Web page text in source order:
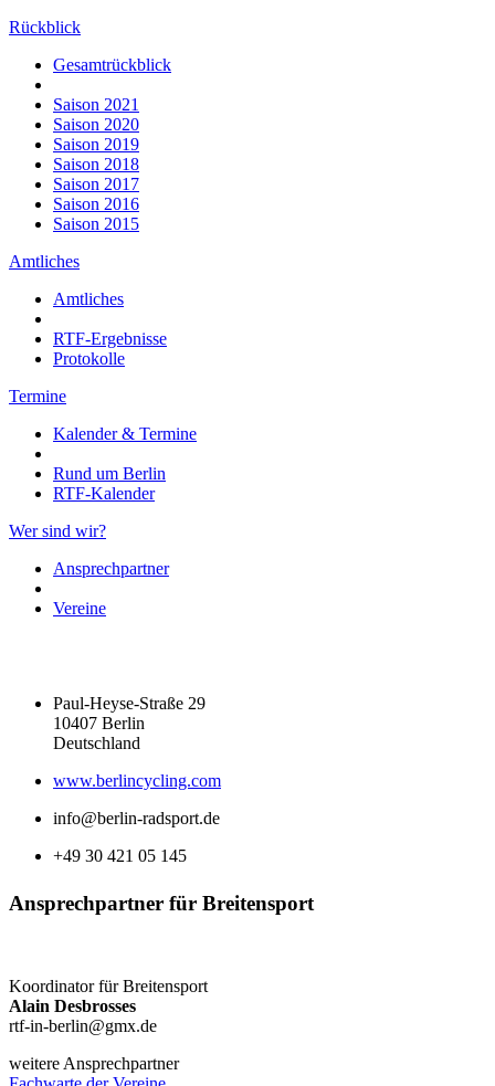
Rückblick
Gesamtrückblick
Saison 2021
Saison 2020
Saison 2019
Saison 2018
Saison 2017
Saison 2016
Saison 2015
Amtliches
Amtliches
RTF-Ergebnisse
Protokolle
Termine
Kalender & Termine
Rund um Berlin
RTF-Kalender
Wer sind wir?
Ansprechpartner
Vereine
Paul-Heyse-Straße 29
10407 Berlin
Deutschland
www.berlincycling.com
info@berlin-radsport.de
+49 30 421 05 145
Ansprechpartner für Breitensport
Koordinator für Breitensport
Alain Desbrosses
rtf-in-berlin@gmx.de
weitere Ansprechpartner